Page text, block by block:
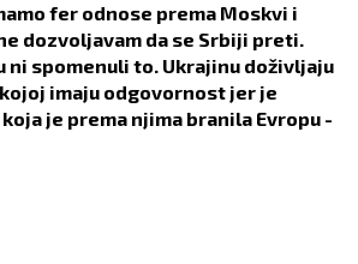
fer odnose prema Moskvi i
dozvoljavam da se Srbiji preti.
ni spomenuli to. Ukrajinu doživljaju
imaju odgovornost jer je
je prema njima branila Evropu -